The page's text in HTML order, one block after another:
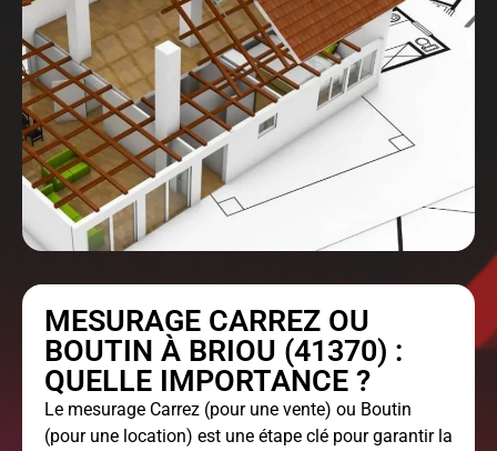
MESURAGE CARREZ OU
BOUTIN À BRIOU (41370) :
QUELLE IMPORTANCE ?
Le mesurage Carrez (pour une vente) ou Boutin
(pour une location) est une étape clé pour garantir la